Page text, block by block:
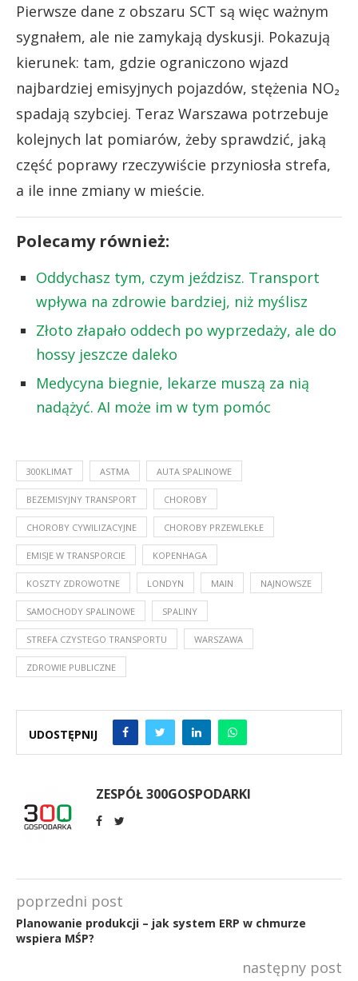
Pierwsze dane z obszaru SCT są więc ważnym
sygnałem, ale nie zamykają dyskusji. Pokazują
kierunek: tam, gdzie ograniczono wjazd
najbardziej emisyjnych pojazdów, stężenia NO₂
spadają szybciej. Teraz Warszawa potrzebuje
kolejnych lat pomiarów, żeby sprawdzić, jaką
część poprawy rzeczywiście przyniosła strefa,
a ile inne zmiany w mieście.
Polecamy również:
Oddychasz tym, czym jeździsz. Transport
wpływa na zdrowie bardziej, niż myślisz
Złoto złapało oddech po wyprzedaży, ale do
hossy jeszcze daleko
Medycyna biegnie, lekarze muszą za nią
nadążyć. AI może im w tym pomóc
300KLIMAT ASTMA AUTA SPALINOWE
BEZEMISYJNY TRANSPORT CHOROBY
CHOROBY CYWILIZACYJNE CHOROBY PRZEWLEKŁE
EMISJE W TRANSPORCIE KOPENHAGA
KOSZTY ZDROWOTNE LONDYN MAIN NAJNOWSZE
SAMOCHODY SPALINOWE SPALINY
STREFA CZYSTEGO TRANSPORTU WARSZAWA
ZDROWIE PUBLICZNE
UDOSTĘPNIJ
ZESPÓŁ 300GOSPODARKI
poprzedni post
Planowanie produkcji – jak system ERP w chmurze
wspiera MŚP?
następny post